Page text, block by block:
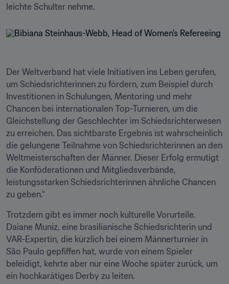
leichte Schulter nehme.
Der Weltverband hat viele Initiativen ins Leben gerufen,
um Schiedsrichterinnen zu fördern, zum Beispiel durch
Investitionen in Schulungen, Mentoring und mehr
Chancen bei internationalen Top-Turnieren, um die
Gleichstellung der Geschlechter im Schiedsrichterwesen
zu erreichen. Das sichtbarste Ergebnis ist wahrscheinlich
die gelungene Teilnahme von Schiedsrichterinnen an den
Weltmeisterschaften der Männer. Dieser Erfolg ermutigt
die Konföderationen und Mitgliedsverbände,
leistungsstarken Schiedsrichterinnen ähnliche Chancen
zu geben.“
Trotzdem gibt es immer noch kulturelle Vorurteile.
Daiane Muniz, eine brasilianische Schiedsrichterin und
VAR-Expertin, die kürzlich bei einem Männerturnier in
São Paulo gepfiffen hat, wurde von einem Spieler
beleidigt, kehrte aber nur eine Woche später zurück, um
ein hochkarätiges Derby zu leiten.